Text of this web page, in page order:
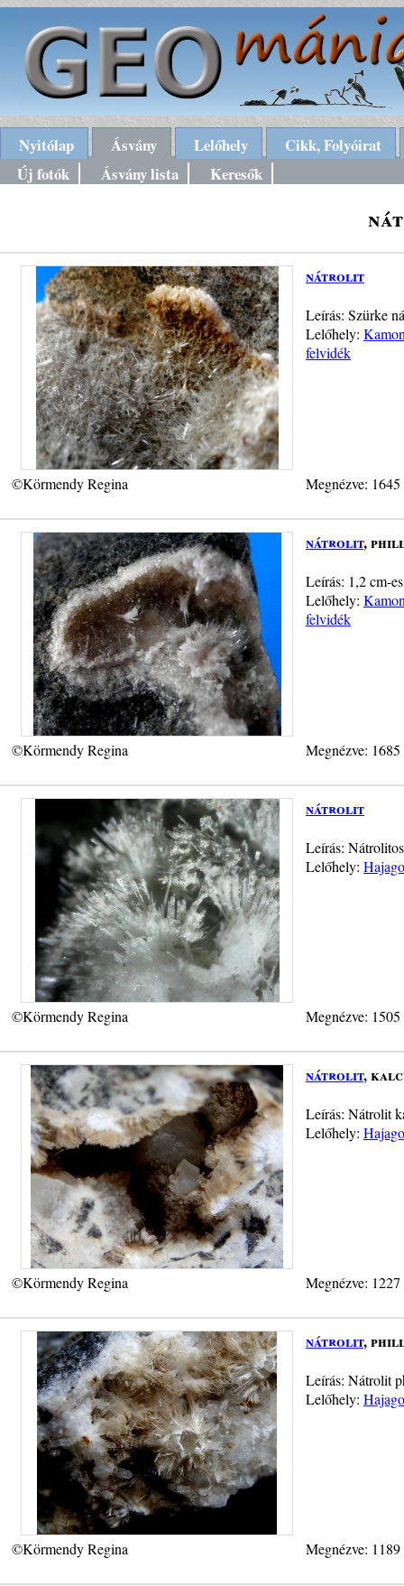
Nyitólap Ásvány Lelőhely
Cikk, Folyóirat
Új fotók
Ásvány lista Keresők
nátrolit
Leírás: Szürke
Lelőhely:
felvidék
©Körmendy Regina Megnézve:
nátrolit,
Leírás: 1,2 cm-
Lelőhely:
felvidék
©Körmendy Regina Megnézve:
nátrolit
Leírás:
Lelőhely:
©Körmendy Regina Megnézve:
nátrolit,
Leírás: Nátrolit
Lelőhely:
©Körmendy Regina Megnézve:
nátrolit,
Leírás: Nátrolit
Lelőhely:
©Körmendy Regina Megnézve: